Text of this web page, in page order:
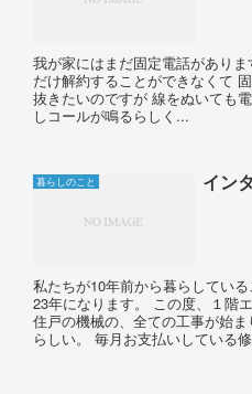
我が家にはまだ固定電話があり
だけ解約することができなくて
抜きたいのですが 線をぬいても
しコールが鳴るらしく...
暮らしのこと イン
私たちが10年前から暮らしてい
23年になります。 この度、１階
住戸の機械の、全ての工事が始
らしい。 毎月お支払いしている